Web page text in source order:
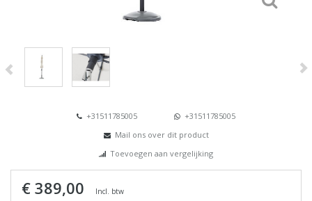
+31511785005
+31511785005
Mail ons over dit product
Toevoegen aan vergelijking
€ 389,00 Incl. btw